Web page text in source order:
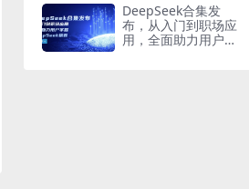
DeepSeek合集发
布，从入门到职场应
用，全面助力用户掌